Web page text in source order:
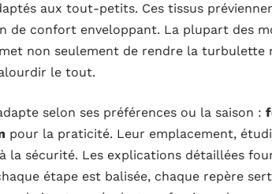
aux tout-petits. Ces tissus
de confort enveloppant. La plupart des
non seulement de rendre la turbulette
le tout.
selon ses préférences ou la saison :
pour la praticité. Leur emplacement,
la sécurité. Les explications détaillées
étape est balisée, chaque repère